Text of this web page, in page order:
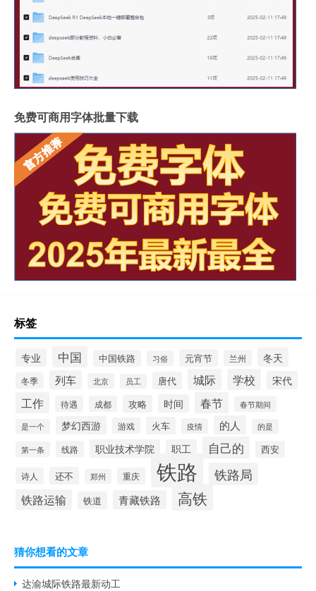
免费可商用字体批量下载
标签
专业 中国 中国铁路 习俗 元宵节 兰州 冬天
冬季 列车 北京 员工 唐代 城际 学校 宋代
工作 待遇 成都 攻略 时间 春节 春节期间
是一个 梦幻西游 游戏 火车 疫情 的人 的是
第一条 线路 职业技术学院 职工 自己的 西安
诗人 还不 郑州 重庆 铁路 铁路局
铁路运输 铁道 青藏铁路 高铁
猜你想看的文章
达渝城际铁路最新动工